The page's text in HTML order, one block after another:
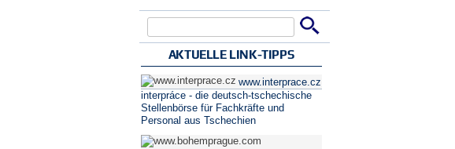
AKTUELLE LINK-TIPPS
www.interprace.cz
interpráce - die deutsch-tschechische
Stellenbörse für Fachkräfte und
Personal aus Tschechien